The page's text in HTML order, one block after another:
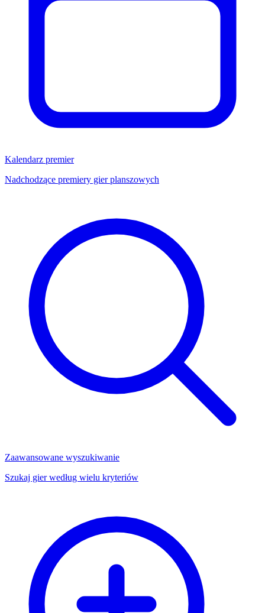
Kalendarz premier
Nadchodzące premiery gier planszowych
Zaawansowane wyszukiwanie
Szukaj gier według wielu kryteriów